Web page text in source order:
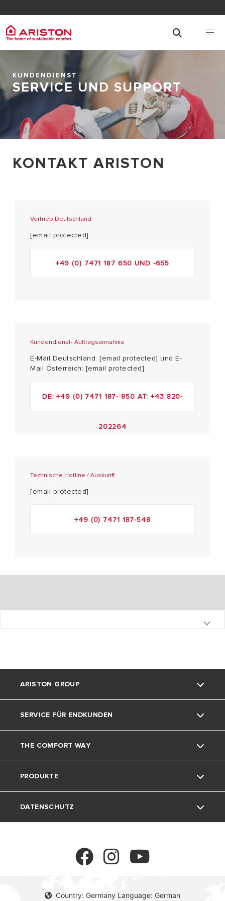
KUNDENDIENST
SERVICE UND SUPPORT
KONTAKT ARISTON
Vertrieb Deutschland
[email protected]
+49 (0) 7471 187 650 UND -655
Kundendienst- Auftragsannahme
E-Mail Deutschland: [email protected] und E-
Mail Österreich: [email protected]
DE: +49 (0) 7471 187- 850 AT: +43 820-
202264
Technische Hotline / Auskunft
[email protected]
+49 (0) 7471 187-548
Country: Germany Language: German
ARISTON GROUP
Die Marke Ariston
Die Gruppe
Karriere
SERVICE FÜR ENDKUNDEN
Kontakt
Dokumente herunterladen
THE COMFORT WAY
Home living
Umwelt
PRODUKTE
Warmwasserspeicher
DATENSCHUTZ